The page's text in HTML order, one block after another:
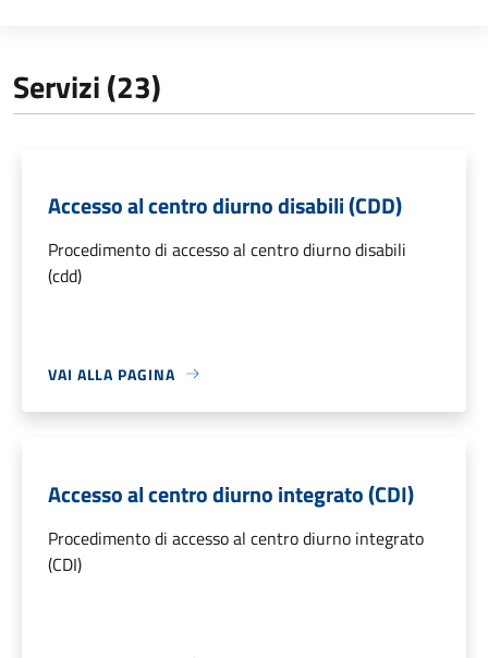
Servizi (23)
Accesso al centro diurno disabili (CDD)
Procedimento di accesso al centro diurno disabili
(cdd)
VAI ALLA PAGINA
Accesso al centro diurno integrato (CDI)
Procedimento di accesso al centro diurno integrato
(CDI)